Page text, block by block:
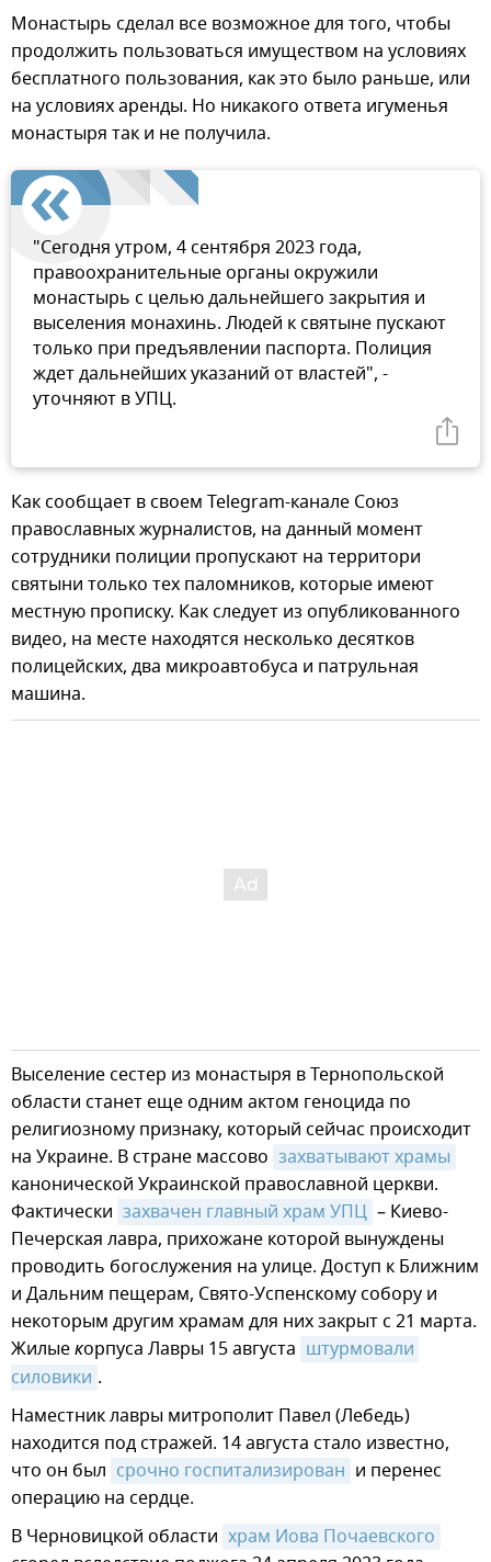
Монастырь сделал все возможное для того, чтобы
продолжить пользоваться имуществом на условиях
бесплатного пользования, как это было раньше, или
на условиях аренды. Но никакого ответа игуменья
монастыря так и не получила.
"Сегодня утром, 4 сентября 2023 года,
правоохранительные органы окружили
монастырь с целью дальнейшего закрытия и
выселения монахинь. Людей к святыне пускают
только при предъявлении паспорта. Полиция
ждет дальнейших указаний от властей", -
уточняют в УПЦ.
Как сообщает в своем Telegram-канале Союз
православных журналистов, на данный момент
сотрудники полиции пропускают на территори
святыни только тех паломников, которые имеют
местную прописку. Как следует из опубликованного
видео, на месте находятся несколько десятков
полицейских, два микроавтобуса и патрульная
машина.
Выселение сестер из монастыря в Тернопольской
области станет еще одним актом геноцида по
религиозному признаку, который сейчас происходит
на Украине. В стране массово захватывают храмы
канонической Украинской православной церкви.
Фактически захвачен главный храм УПЦ – Киево-
Печерская лавра, прихожане которой вынуждены
проводить богослужения на улице. Доступ к Ближним
и Дальним пещерам, Свято-Успенскому собору и
некоторым другим храмам для них закрыт с 21 марта.
Жилыекорпуса Лавры 15 августа штурмовали
силовики .
Наместник лавры митрополит Павел (Лебедь)
находится под стражей. 14 августа стало известно,
что он был срочно госпитализирован и перенес
операцию на сердце.
В Черновицкой области храм Иова Почаевского